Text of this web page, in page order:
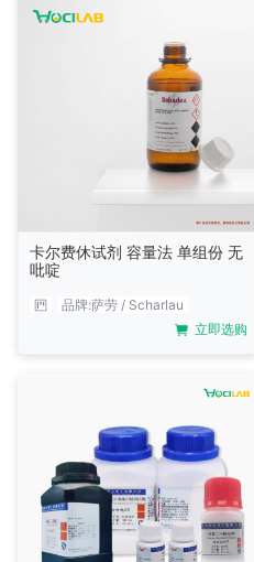
卡尔费休试剂 容量法 单组份 无
吡啶
品牌:萨劳 / Scharlau
立即选购